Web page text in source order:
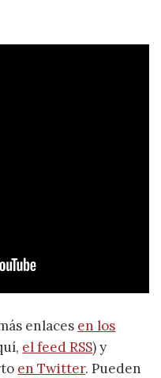
enlaces en los
el feed RSS) y
en Twitter. Pueden